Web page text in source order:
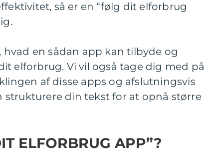
så er en “følg dit elforbrug
en sådan app kan tilbyde og
elforbrug. Vi vil også tage dig med på
af disse apps og afslutningsvis
strukturere din tekst for at opnå større
ELFORBRUG APP”?